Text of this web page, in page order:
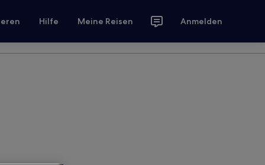
Hilfe Meine Reisen Anmelden